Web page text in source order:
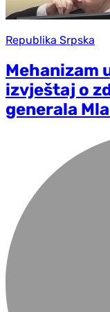
Republika Srpska
Mehanizam
izvještaj o
generala